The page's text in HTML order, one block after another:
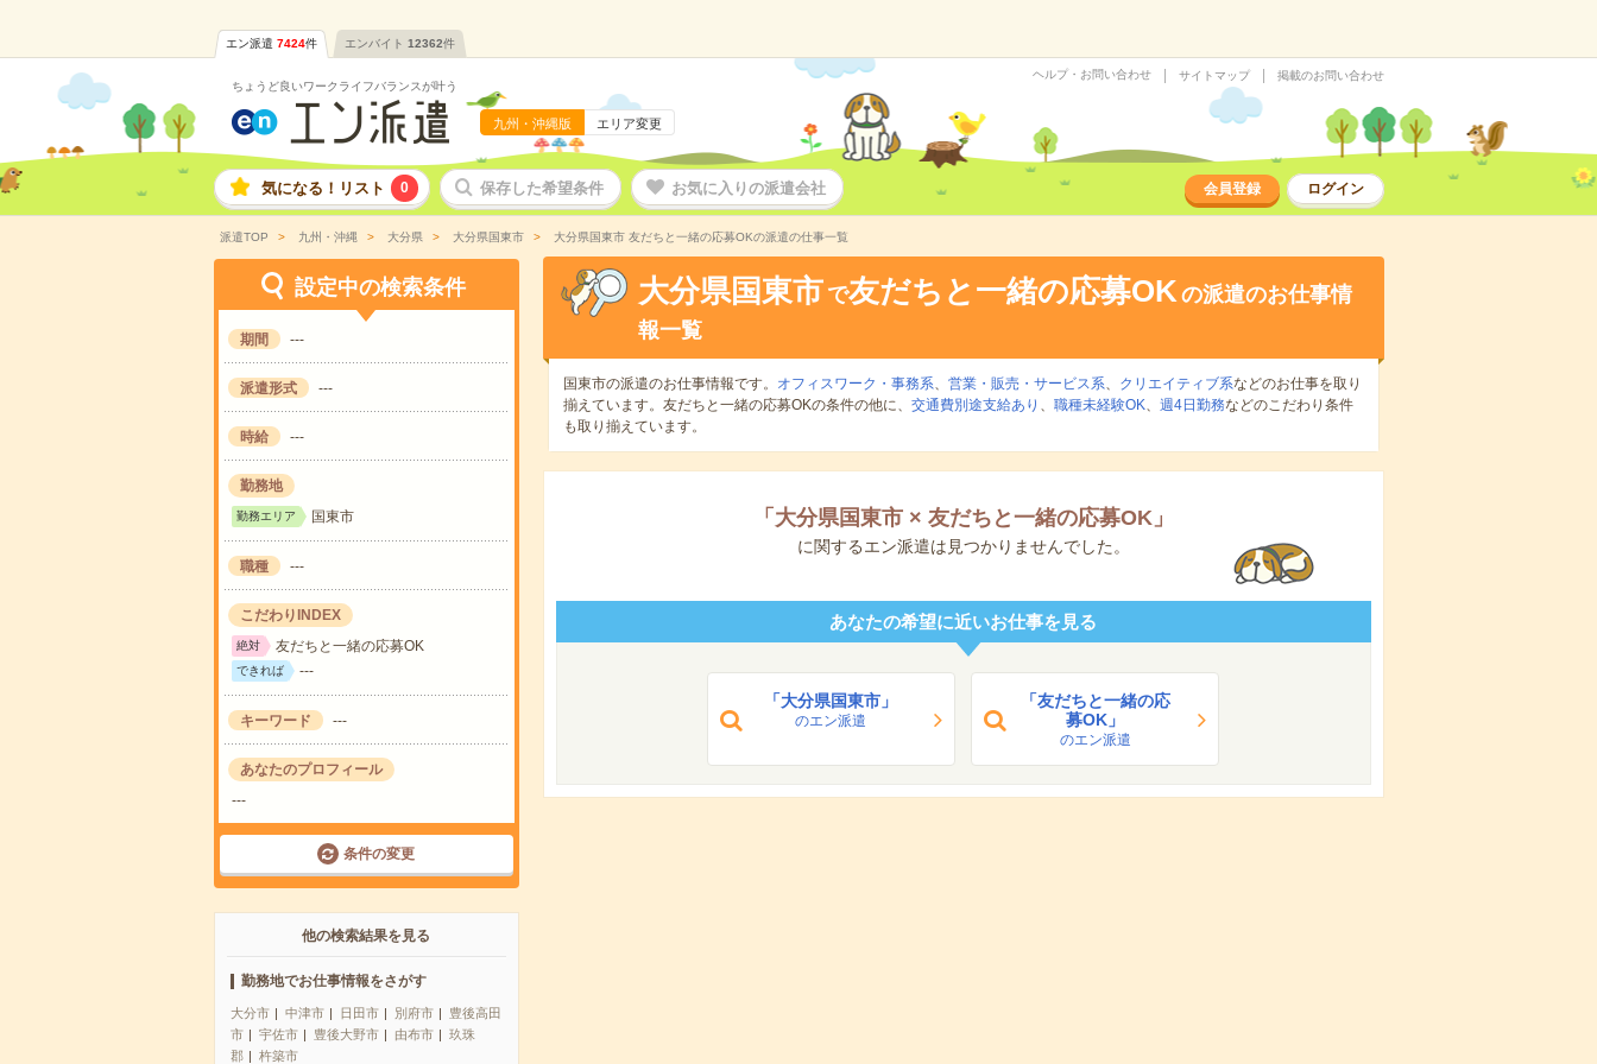
エン派遣 7424件 エンバイト 12362件
ちょうど良いワークライフバランスが叶う
九州・沖縄版 エリア変更
ヘルプ・お問い合わせ サイトマップ 掲載のお問い合わせ
気になる！リスト 0 保存した希望条件 お気に入りの派遣会社 会員登録 ログイン
派遣TOP 九州・沖縄 大分県 大分県国東市 大分県国東市 友だちと一緒の応募OKの派遣の仕事一覧
設定中の検索条件
期間 ---
派遣形式 ---
時給 ---
勤務地
勤務エリア 国東市
職種 ---
こだわりINDEX
絶対 友だちと一緒の応募OK
できれば ---
キーワード ---
あなたのプロフィール
---
条件の変更
他の検索結果を見る
勤務地でお仕事情報をさがす
大分市 中津市 日田市 別府市
豊後高田
市
宇佐市 豊後大野市 由布市
玖珠
郡
杵築市
大分県国東市 で友だちと一緒の応募OKの派遣のお仕事情
報一覧
国東市の派遣のお仕事情報です。 オフィスワーク・事務系、 営業・販売・サービス系、 クリエイティブ系などのお仕事を取り
揃えています。友だちと一緒の応募OKの条件の他に、 交通費別途支給あり 、 職種未経験OK、 週4日勤務などのこだわり条件
も取り揃えています。
「 大分県国東市× 友だちと一緒の応募OK」
に関するエン派遣は見つかりませんでした。
あなたの希望に近いお仕事を見る
「大分県国東市」
のエン派遣
「友だちと一緒の応
募OK」
のエン派遣